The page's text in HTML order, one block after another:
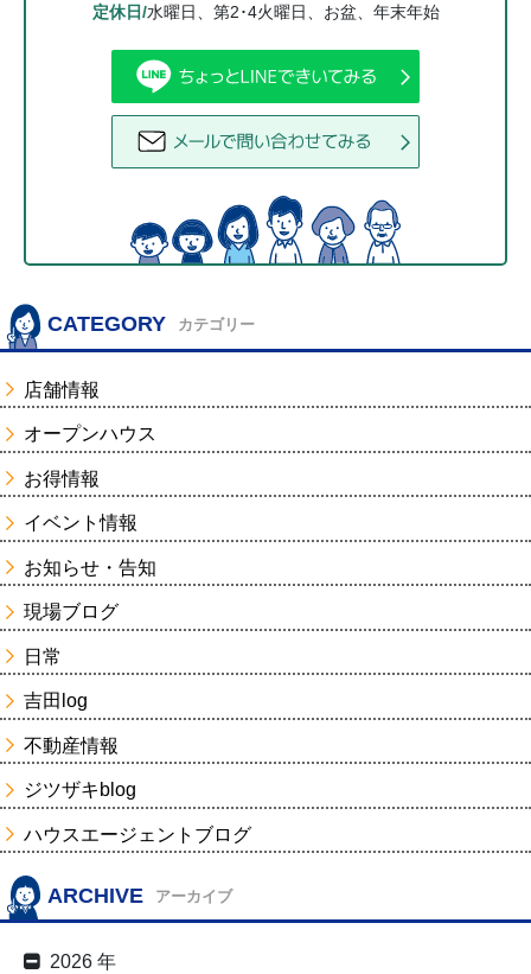
定休日/水曜日、第2･4火曜日、お盆、年末年始
CATEGORY カテゴリー
店舗情報
オープンハウス
お得情報
イベント情報
お知らせ・告知
現場ブログ
日常
吉田log
不動産情報
ジツザキblog
ハウスエージェントブログ
ARCHIVE アーカイブ
2026 年